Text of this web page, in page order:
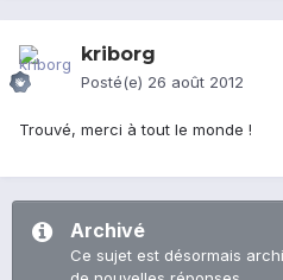
kriborg
Posté(e) 26 août 2012
Trouvé, merci à tout le monde !
Archivé
Ce sujet est désormais